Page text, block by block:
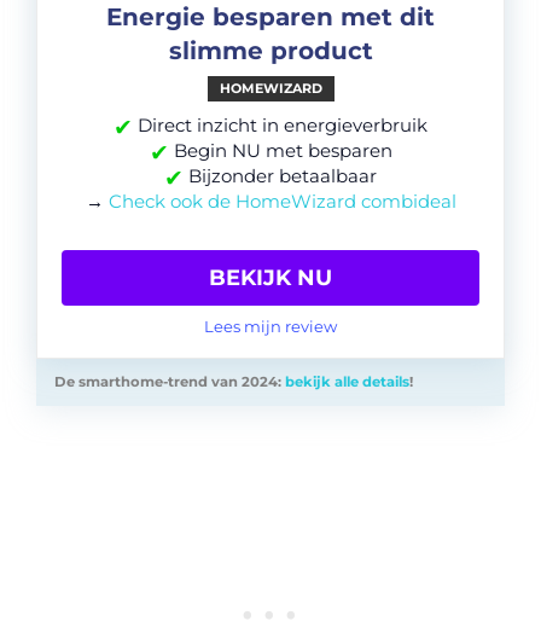
Energie besparen met dit
slimme product
HOMEWIZARD
✔ Direct inzicht in energieverbruik
✔ Begin NU met besparen
✔ Bijzonder betaalbaar
→ Check ook de HomeWizard combideal
BEKIJK NU
Lees mijn review
De smarthome-trend van 2024: bekijk alle details!